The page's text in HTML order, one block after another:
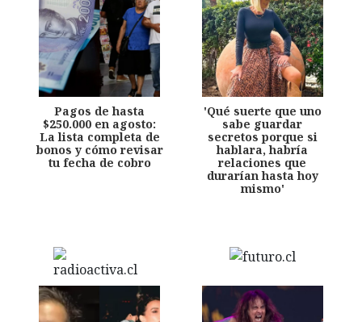
Pagos de hasta
$250.000 en agosto:
La lista completa de
bonos y cómo revisar
tu fecha de cobro
'Qué suerte que uno
sabe guardar
secretos porque si
hablara, habría
relaciones que
durarían hasta hoy
mismo'